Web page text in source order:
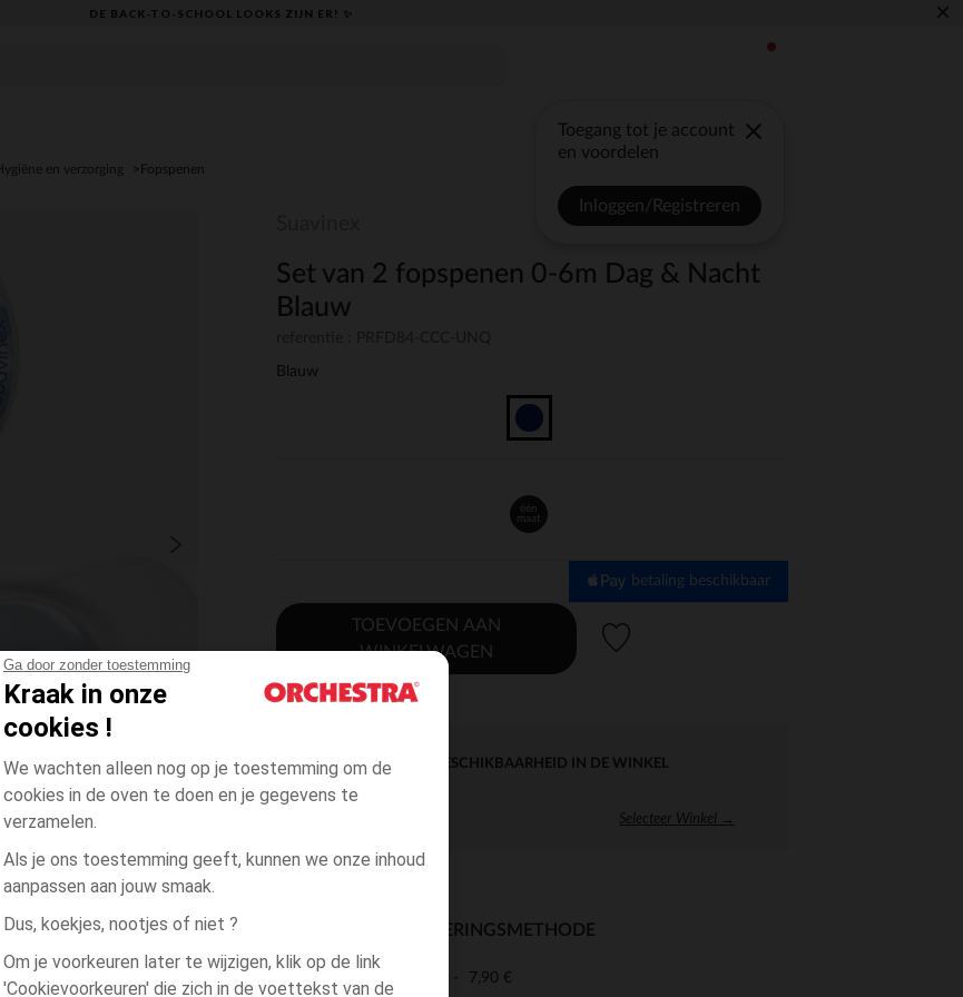
Ga door zonder toestemming
Kraak in onze
cookies !
We wachten alleen nog op je toestemming om de
cookies in de oven te doen en je gegevens te
verzamelen.
Als je ons toestemming geeft, kunnen we onze inhoud
aanpassen aan jouw smaak.
Dus, koekjes, nootjes of niet ?
Om je voorkeuren later te wijzigen, klik op de link
'Cookievoorkeuren' die zich in de voettekst van de
DE BACK-TO-SCHOOL LOOKS ZIJN ER! ✨ ×
Toegang tot je account
en voordelen
Inloggen/Registreren
Hygiëne en verzorging Fopspenen
Set van 2 fopspenen 0-6m Dag & Nacht
Blauw
Blauw
één
maat
betaling beschikbaar
TOEVOEGEN AAN
WINKELWAGEN
DIRECTE BESCHIKBAARHEID IN DE WINKEL
Selecteer Winkel →
BESCHIKBAARE LEVERINGSMETHODE
levering aan huis 7,90 €